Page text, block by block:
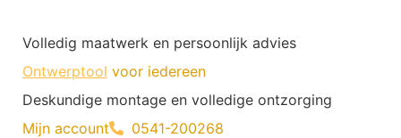
Volledig maatwerk en persoonlijk advies
Ontwerptool voor iedereen
Deskundige montage en volledige ontzorging
Mijn account
0541-200268